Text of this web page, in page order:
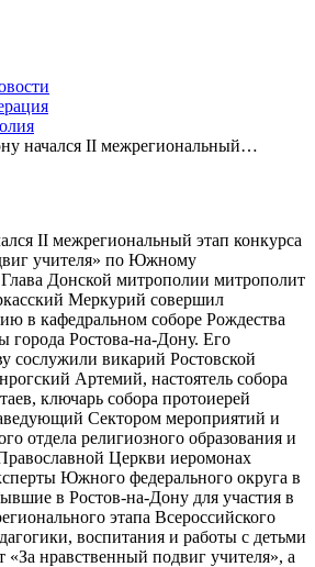
начался II межрегиональный…
II межрегиональный этап конкурса
учителя» по Южному
Донской митрополии митрополит
Меркурий совершил
в кафедральном соборе Рождества
города Ростова-на-Дону. Его
сослужили викарий Ростовской
Артемий, настоятель собора
ключарь собора протоиерей
Сектором мероприятий и
отдела религиозного образования и
Церкви иеромонах
Южного федерального округа в
в Ростов-на-Дону для участия в
этапа Всероссийского
воспитания и работы с детьми
нравственный подвиг учителя», а